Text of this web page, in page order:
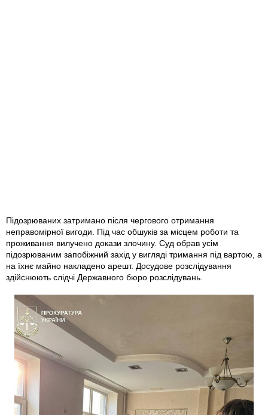
Підозрюваних затримано після чергового отримання
неправомірної вигоди. Під час обшуків за місцем роботи та
проживання вилучено докази злочину. Суд обрав усім
підозрюваним запобіжний захід у вигляді тримання під вартою, а
на їхнє майно накладено арешт. Досудове розслідування
здійснюють слідчі Державного бюро розслідувань.